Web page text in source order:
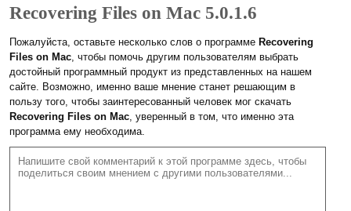
Recovering Files on Mac 5.0.1.6
Пожалуйста, оставьте несколько слов о программе Recovering
Files on Mac, чтобы помочь другим пользователям выбрать
достойный программный продукт из представленных на нашем
сайте. Возможно, именно ваше мнение станет решающим в
пользу того, чтобы заинтересованный человек мог скачать
Recovering Files on Mac, уверенный в том, что именно эта
программа ему необходима.